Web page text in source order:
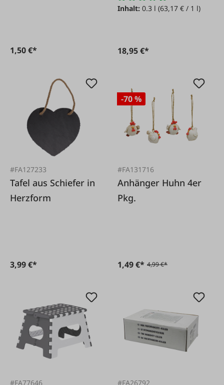
1,50 €*
Inhalt:0.3 l(63,17 € / 1 l)
18,95 €*
#FA127233
Tafel aus Schiefer in
Herzform
3,99 €*
-70 %
#FA131716
Anhänger Huhn 4er
Pkg.
1,49 €* 4,99 €*
#FA77646 #FA26792